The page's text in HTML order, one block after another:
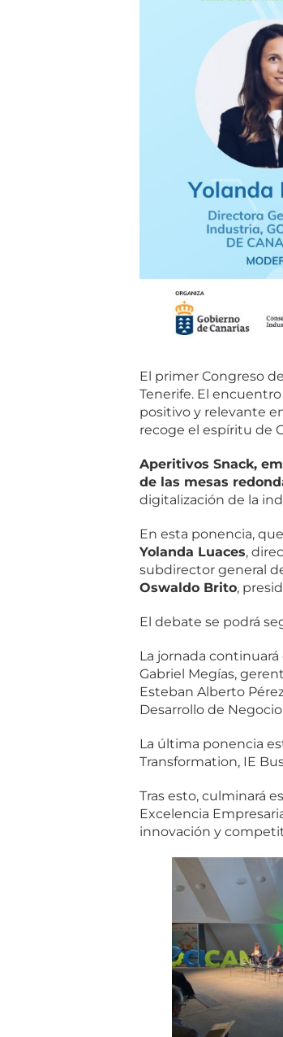
El primer Congreso
Tenerife. El
positivo y relevante
recoge el espíritu de
Aperitivos Snack,
de las mesas
digitalización de la
En esta ponencia,
Yolanda Luaces,
subdirector general
Oswaldo Brito,
El debate se podrá
La jornada
Gabriel Megías,
Esteban Alberto
Desarrollo de
La última ponencia
Transformation, IE
Tras esto, culminará
Excelencia
innovación y